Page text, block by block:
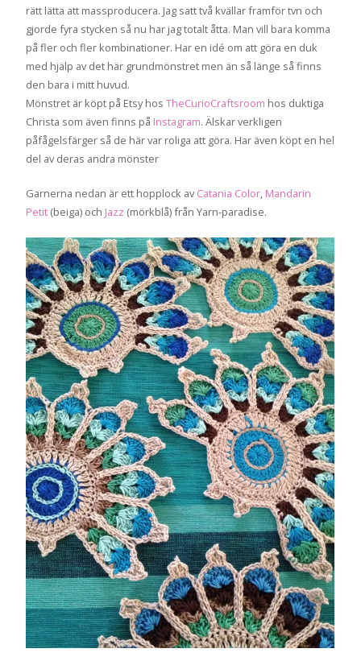
rätt lätta att massproducera. Jag satt två kvällar framför tvn och
gjorde fyra stycken så nu har jag totalt åtta. Man vill bara komma
på fler och fler kombinationer. Har en idé om att göra en duk
med hjälp av det här grundmönstret men än så länge så finns
den bara i mitt huvud.
Mönstret är köpt på Etsy hosTheCurioCraftsroom hos duktiga
Christa som även finns på Instagram. Älskar verkligen
påfågelsfärger så de här var roliga att göra. Har även köpt en hel
del av deras andra mönster
Garnerna nedan är ett hopplock avCatania Color, Mandarin
Petit (beiga) och Jazz (mörkblå) från Yarn-paradise.